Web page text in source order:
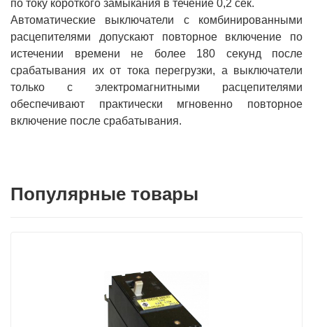
по току короткого замыкания в течение 0,2 сек.
Автоматические выключатели с комбинированными
расцепителями допускают повторное включение по
истечении времени не более 180 секунд после
срабатывания их от тока перегрузки, а выключатели
только с электромагнитными расцепителями
обеспечивают практически мгновенно повторное
включение после срабатывания.
Популярные товары